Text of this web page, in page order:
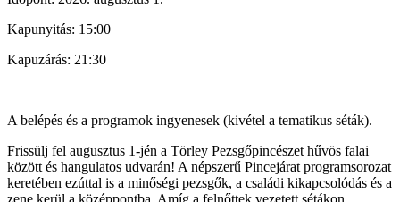
Kapunyitás: 15:00
Kapuzárás: 21:30
A belépés és a programok ingyenesek (kivétel a tematikus séták).
Frissülj fel augusztus 1-jén a Törley Pezsgőpincészet hűvös falai
között és hangulatos udvarán! A népszerű Pincejárat programsorozat
keretében ezúttal is a minőségi pezsgők, a családi kikapcsolódás és a
zene kerül a középpontba. Amíg a felnőttek vezetett sétákon